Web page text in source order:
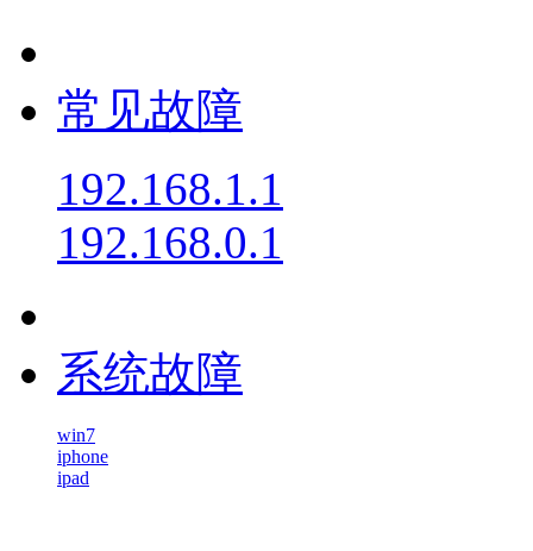
常见故障
192.168.1.1
192.168.0.1
系统故障
win7
iphone
ipad